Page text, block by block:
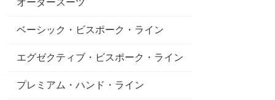
ベーシック・ビスポーク・ライン
エグゼクティブ・ビスポーク・ライン
プレミアム・ハンド・ライン